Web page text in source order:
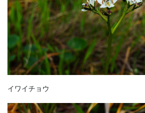
イワイチョウ